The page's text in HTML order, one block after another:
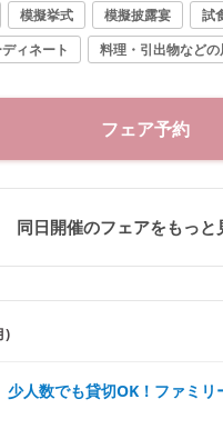
模擬挙式 模擬披露宴 試
ィネート
料理・引出物などの
フェア予約
同日開催のフェアをもっと
)
少人数でも貸切OK！ファミ